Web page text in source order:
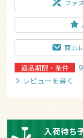
ファ
商品
返品期限・条件
レビューを書く
入荷待ち